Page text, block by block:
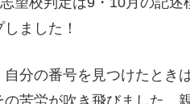
ました！
分の番号を見つけたとき
苦労が吹き飛びました。